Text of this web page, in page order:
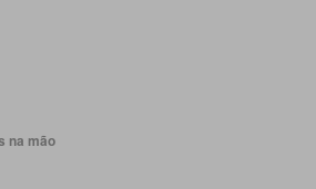
na mão